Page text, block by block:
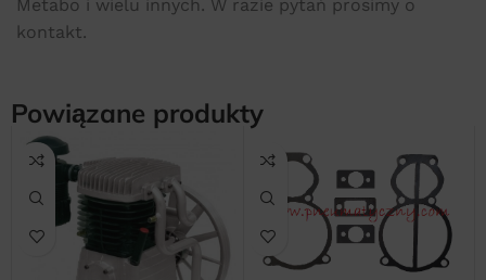
Metabo i wielu innych. W razie pytań prosimy o
kontakt.
Powiązane produkty